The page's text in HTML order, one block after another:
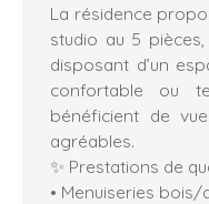
La résidence
studio au 5
disposant d’un
confortable ou
bénéficient de
agréables.
✨ Prestations de
• Menuiseries bois/